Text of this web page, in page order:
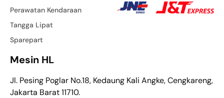
Perawatan Kendaraan
Tangga Lipat
Sparepart
Mesin HL
Jl. Pesing Poglar No.18, Kedaung Kali Angke, Cengkareng,
Jakarta Barat 11710.